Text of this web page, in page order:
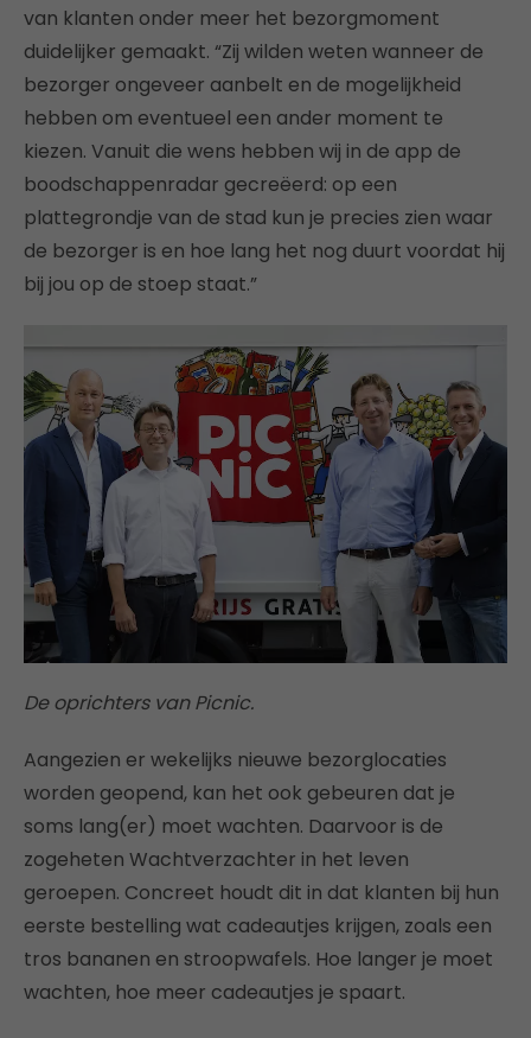
van klanten onder meer het bezorgmoment
duidelijker gemaakt. “Zij wilden weten wanneer de
bezorger ongeveer aanbelt en de mogelijkheid
hebben om eventueel een ander moment te
kiezen. Vanuit die wens hebben wij in de app de
boodschappenradar gecreëerd: op een
plattegrondje van de stad kun je precies zien waar
de bezorger is en hoe lang het nog duurt voordat hij
bij jou op de stoep staat.”
De oprichters van Picnic.
Aangezien er wekelijks nieuwe bezorglocaties
worden geopend, kan het ook gebeuren dat je
soms lang(er) moet wachten. Daarvoor is de
zogeheten Wachtverzachter in het leven
geroepen. Concreet houdt dit in dat klanten bij hun
eerste bestelling wat cadeautjes krijgen, zoals een
tros bananen en stroopwafels. Hoe langer je moet
wachten, hoe meer cadeautjes je spaart.